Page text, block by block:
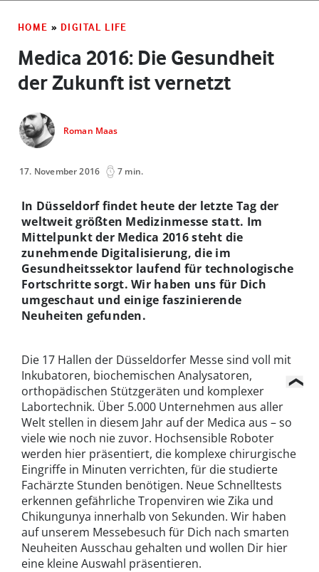
HOME » DIGITAL LIFE
Medica 2016: Die Gesundheit
der Zukunft ist vernetzt
Roman Maas
17. November 2016 7 min.
In Düsseldorf findet heute der letzte Tag der
weltweit größten Medizinmesse statt. Im
Mittelpunkt der Medica 2016 steht die
zunehmende Digitalisierung, die im
Gesundheitssektor laufend für technologische
Fortschritte sorgt. Wir haben uns für Dich
umgeschaut und einige faszinierende
Neuheiten gefunden.
Die 17 Hallen der Düsseldorfer Messe sind voll mit
Inkubatoren, biochemischen Analysatoren,
orthopädischen Stützgeräten und komplexer
Labortechnik. Über 5.000 Unternehmen aus aller
Welt stellen in diesem Jahr auf der Medica aus – so
viele wie noch nie zuvor. Hochsensible Roboter
werden hier präsentiert, die komplexe chirurgische
Eingriffe in Minuten verrichten, für die studierte
Fachärzte Stunden benötigen. Neue Schnelltests
erkennen gefährliche Tropenviren wie Zika und
Chikungunya innerhalb von Sekunden. Wir haben
auf unserem Messebesuch für Dich nach smarten
Neuheiten Ausschau gehalten und wollen Dir hier
eine kleine Auswahl präsentieren.